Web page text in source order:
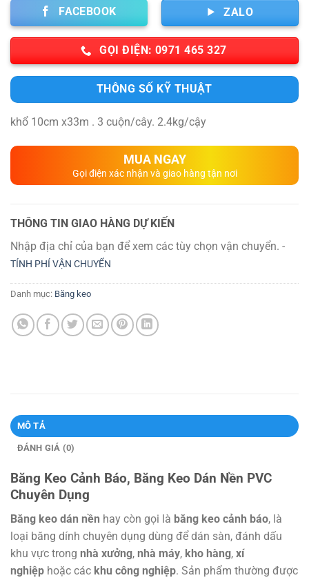
FACEBOOK ZALO
GỌI ĐIỆN: 0971 465 327
THÔNG SỐ KỸ THUẬT
khổ 10cm x33m . 3 cuộn/cây. 2.4kg/cậy
MUA NGAY
Gọi điện xác nhận và giao hàng tận nơi
THÔNG TIN GIAO HÀNG DỰ KIẾN
Nhập địa chỉ của bạn để xem các tùy chọn vận chuyển. -
TÍNH PHÍ VẬN CHUYỂN
Danh mục: Băng keo
MÔ TẢ
ĐÁNH GIÁ (0)
Băng Keo Cảnh Báo, Băng Keo Dán Nền PVC
Chuyên Dụng
Băng keo dán nền hay còn gọi là băng keo cảnh báo, là
loại băng dính chuyên dụng dùng để dán sàn, đánh dấu
khu vực trong nhà xưởng, nhà máy, kho hàng, xí
nghiệp hoặc các khu công nghiệp. Sản phẩm thường được